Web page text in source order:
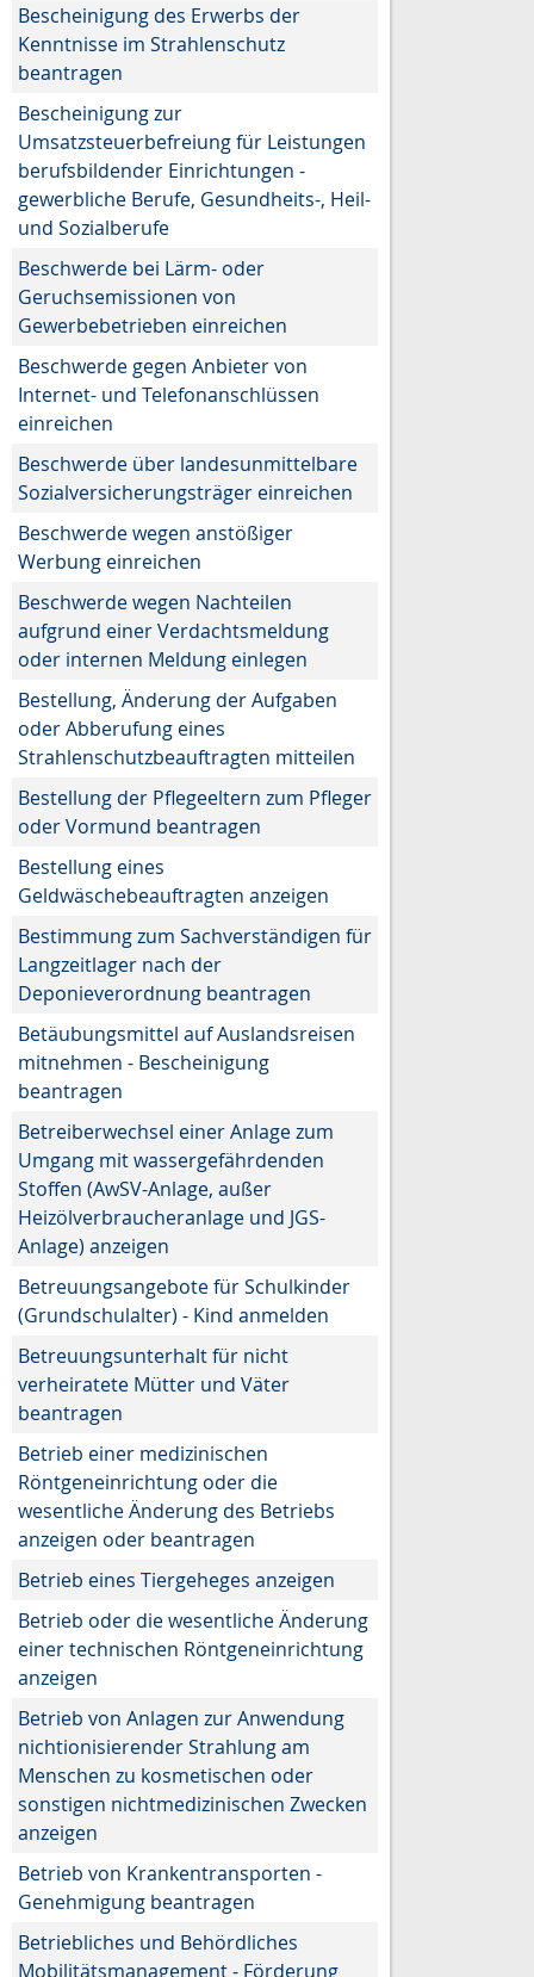
Bescheinigung des Erwerbs der
Kenntnisse im Strahlenschutz
beantragen
Bescheinigung zur
Umsatzsteuerbefreiung für Leistungen
berufsbildender Einrichtungen -
gewerbliche Berufe, Gesundheits-, Heil-
und Sozialberufe
Beschwerde bei Lärm- oder
Geruchsemissionen von
Gewerbebetrieben einreichen
Beschwerde gegen Anbieter von
Internet- und Telefonanschlüssen
einreichen
Beschwerde über landesunmittelbare
Sozialversicherungsträger einreichen
Beschwerde wegen anstößiger
Werbung einreichen
Beschwerde wegen Nachteilen
aufgrund einer Verdachtsmeldung
oder internen Meldung einlegen
Bestellung, Änderung der Aufgaben
oder Abberufung eines
Strahlenschutzbeauftragten mitteilen
Bestellung der Pflegeeltern zum Pfleger
oder Vormund beantragen
Bestellung eines
Geldwäschebeauftragten anzeigen
Bestimmung zum Sachverständigen für
Langzeitlager nach der
Deponieverordnung beantragen
Betäubungsmittel auf Auslandsreisen
mitnehmen - Bescheinigung
beantragen
Betreiberwechsel einer Anlage zum
Umgang mit wassergefährdenden
Stoffen (AwSV-Anlage, außer
Heizölverbraucheranlage und JGS-
Anlage) anzeigen
Betreuungsangebote für Schulkinder
(Grundschulalter) - Kind anmelden
Betreuungsunterhalt für nicht
verheiratete Mütter und Väter
beantragen
Betrieb einer medizinischen
Röntgeneinrichtung oder die
wesentliche Änderung des Betriebs
anzeigen oder beantragen
Betrieb eines Tiergeheges anzeigen
Betrieb oder die wesentliche Änderung
einer technischen Röntgeneinrichtung
anzeigen
Betrieb von Anlagen zur Anwendung
nichtionisierender Strahlung am
Menschen zu kosmetischen oder
sonstigen nichtmedizinischen Zwecken
anzeigen
Betrieb von Krankentransporten -
Genehmigung beantragen
Betriebliches und Behördliches
Mobilitätsmanagement - Förderung